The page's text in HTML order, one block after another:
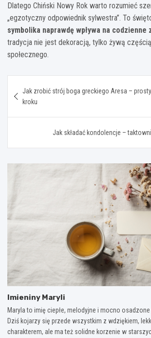
Dlatego Chiński Nowy Rok warto rozumieć
„egzotyczny odpowiednik sylwestra”. To
symbolika naprawdę wpływa na codzienne
tradycja nie jest dekoracją, tylko żywą
społecznego.
wpisu
Jak zrobić strój boga greckiego Aresa –
kroku
Jak składać kondolencje –
Imieniny Maryli
Maryla to imię ciepłe, melodyjne i mocno
Dziś kojarzy się przede wszystkim z wdziękiem,
charakterem, ale ma też solidne korzenie w